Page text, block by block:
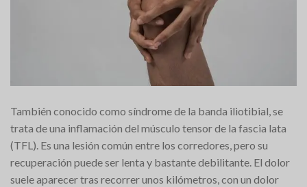
También conocido como síndrome de la banda iliotibial, se
trata de una inflamación del músculo tensor de la fascia lata
(TFL). Es una lesión común entre los corredores, pero su
recuperación puede ser lenta y bastante debilitante. El dolor
suele aparecer tras recorrer unos kilómetros, con un dolor